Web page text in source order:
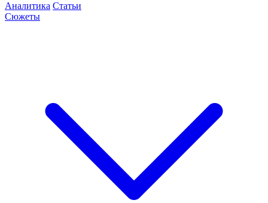
Аналитика Статьи
Сюжеты